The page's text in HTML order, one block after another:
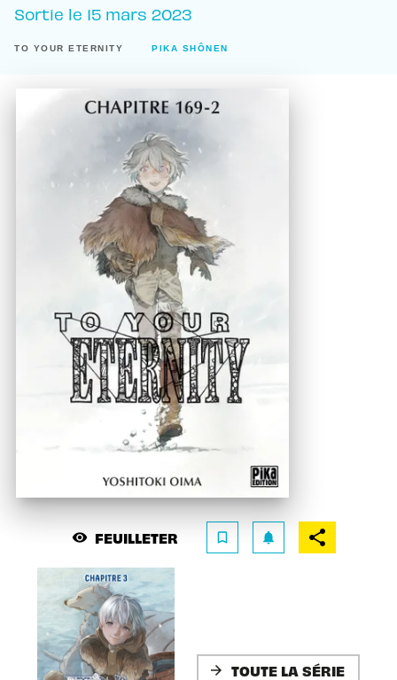
Sortie le 15 mars 2023
TO YOUR ETERNITY PIKA SHÔNEN
visibility FEUILLETER bookmark_border notifications
arrow_forward TOUTE LA SÉRIE